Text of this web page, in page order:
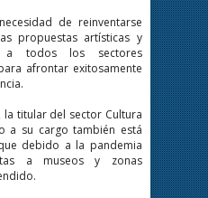
de reinventarse
propuestas artísticas y
a todos los sectores
afrontar exitosamente
la titular del sector Cultura
a su cargo también está
debido a la pandemia
a museos y zonas